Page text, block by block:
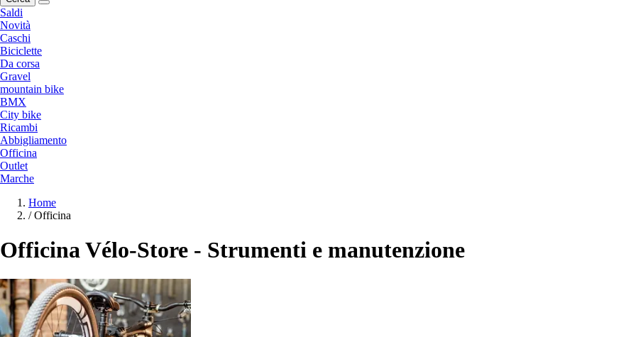
Saldi
Novità
Caschi
Biciclette
Da corsa
Gravel
mountain bike
BMX
City bike
Ricambi
Abbigliamento
Officina
Outlet
Marche
Home
/ Officina
Officina Vélo-Store - Strumenti e manutenzione